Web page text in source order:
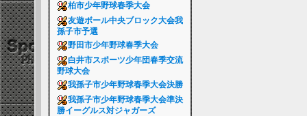
柏市少年野球春季大会
友遊ボール中央ブロック大会我
孫子市予選
野田市少年野球春季大会
白井市スポーツ少年団春季交流
野球大会
我孫子市少年野球春季大会決勝
我孫子市少年野球春季大会準決
勝イーグルス対ジャガーズ